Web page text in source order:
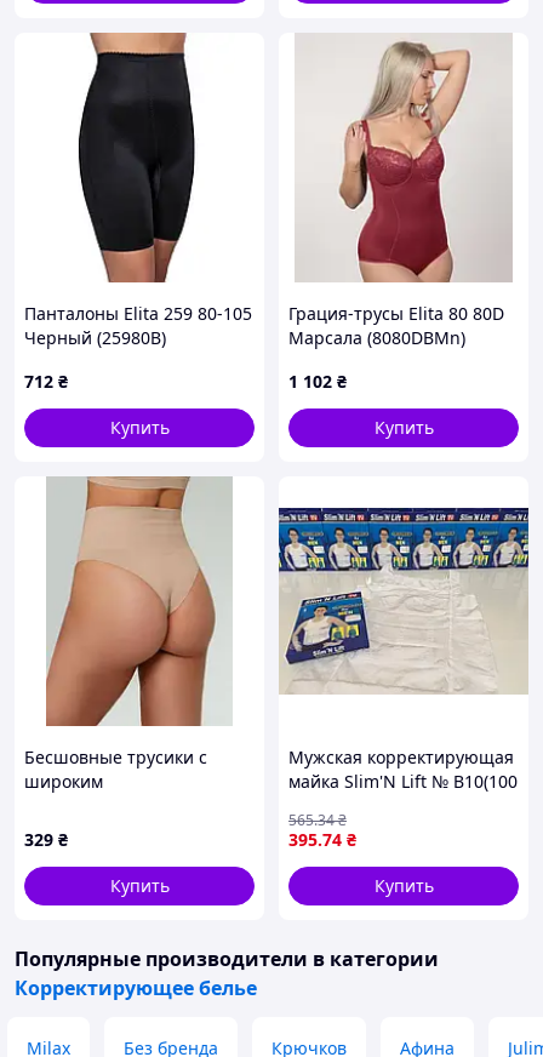
Панталоны Elita 259 80-105
Черный (25980B)
712 ₴
Купить
Грация-трусы Elita 80 80D
Марсала (8080DВMn)
1 102 ₴
Купить
Бесшовные трусики с
широким
Giulia Brazilian Shapewear
nude, XXL(7)
329 ₴
Купить
Мужская корректирующая
майка Slim'N Lift № B10(100
395.74 ₴
565.34₴
Купить
Популярные производители в категории
Корректирующее белье
Milax Без бренда Крючков Афина